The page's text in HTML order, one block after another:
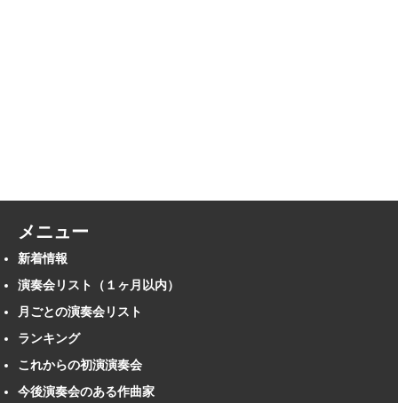
メニュー
新着情報
演奏会リスト（１ヶ月以内）
月ごとの演奏会リスト
ランキング
これからの初演演奏会
今後演奏会のある作曲家